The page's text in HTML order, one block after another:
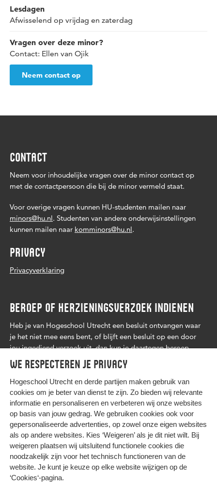
We respecteren je privacy
Hogeschool Utrecht en derde partijen maken gebruik van
cookies om je beter van dienst te zijn. Zo bieden wij relevante
informatie en personaliseren en verbeteren wij onze websites
op basis van jouw gedrag. We gebruiken cookies ook voor
gepersonaliseerde advertenties, op zowel onze eigen websites
als op andere websites. Kies ‘Weigeren’ als je dit niet wilt. Bij
weigeren plaatsen wij uitsluitend functionele cookies die
noodzakelijk zijn voor het technisch functioneren van de
website. Je kunt je keuze op elke website wijzigen op de
‘Cookies‘-pagina.
Lesdagen
Afwisselend op vrijdag en zaterdag
Vragen over deze minor?
Contact: Ellen van Ojik
Neem contact op
CONTACT
Neem voor inhoudelijke vragen over de minor contact op
met de contactpersoon die bij de minor vermeld staat.
Voor overige vragen kunnen HU-studenten mailen naar
minors@hu.nl. Studenten van andere onderwijsinstellingen
kunnen mailen naar komminors@hu.nl.
PRIVACY
Privacyverklaring
BEROEP OF HERZIENINGSVERZOEK INDIENEN
Heb je van Hogeschool Utrecht een besluit ontvangen waar
je het niet mee eens bent, of blijft een besluit op een door
jou ingediend verzoek uit, dan kun je daartegen beroep
aantekenen. Leesmeer .
HIER KOMT ALLES SAMEN
Privacy
Cookies